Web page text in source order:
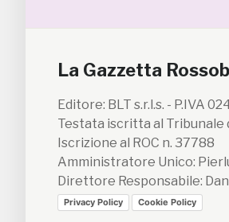
La Gazzetta
Editore: BLT s.r.l.s. - P.IVA
Testata iscritta al Tribunale
Iscrizione al ROC n. 37788
Amministratore Unico:
Direttore Responsabile:
Privacy Policy Cookie Policy